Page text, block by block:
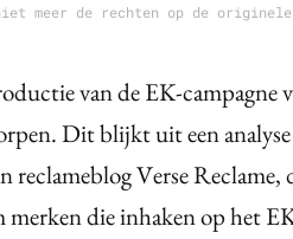
niet meer de rechten op de
van de EK-campagne
Dit blijkt uit een
reclameblog Verse
merken die inhaken op het